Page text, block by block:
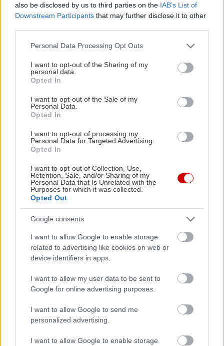
also be disclosed by us to third parties on the IAB’s List of
Downstream Participants that may further disclose it to other
Please note that this website/app uses one or more Google
not limited to your visit or usage behaviour. You may click to
grant or deny consent to Google and its third-party tags to
use your data for below specified purposes in below Google
consent section.
Personal Data Processing Opt Outs
I want to opt-out of the Sharing of my
personal data.
Opted In
I want to opt-out of the Sale of my
Personal Data.
Opted In
I want to opt-out of processing my
Personal Data for Targeted Advertising.
Opted In
I want to opt-out of Collection, Use,
Retention, Sale, and/or Sharing of my
Personal Data that Is Unrelated with the
Purposes for which it was collected.
Opted Out
Google consents
I want to allow Google to enable storage
related to advertising like cookies on web or
device identifiers in apps.
I want to allow my user data to be sent to
Google for online advertising purposes.
I want to allow Google to send me
personalized advertising.
I want to allow Google to enable storage
ταλαντώσεων τρέιλερ βοηθά να παραμείνει το
όχημα υπό έλεγχο ακόμα και σε αντίξοες
συνθήκες.
Driver Alertχρησιμοποιεί την εμπρός
οδηγός είναι νυσταγμένος. Εάν παρατηρηθούν
ενδείξεις όπως απόκλιση από την πορεία και
ξαφνικές διορθωτικές εντολές στο τιμόνι, το
σύστημα προειδοποιεί τον οδηγό με όλο και πιο
δυνατά σήματα
Για μέγιστη ισχύ και ροπή σε ρυμούλκηση βαρέως
τύπου, η Ford προσφέρει την τελευταία γενιά του
παγκοσμίως επιτυχημένου πεντακύλινδρου 3.2
TDCi diesel της. Ο κινητήρας διαθέτει
απόδοσης, ενώ εξακολουθεί να αποδίδει 200
ιππους και ροπή 47,6 χλγμ.
νέο Rangerπροσφέρει επίσης εκδόσεις 130
TDCi diesel της Ford.